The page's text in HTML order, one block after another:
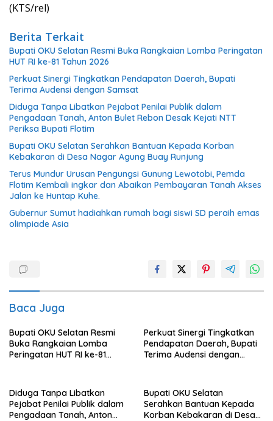
(KTS/rel)
Berita Terkait
Bupati OKU Selatan Resmi Buka Rangkaian Lomba Peringatan
HUT RI ke-81 Tahun 2026
Perkuat Sinergi Tingkatkan Pendapatan Daerah, Bupati
Terima Audensi dengan Samsat
Diduga Tanpa Libatkan Pejabat Penilai Publik dalam
Pengadaan Tanah, Anton Bulet Rebon Desak Kejati NTT
Periksa Bupati Flotim
Bupati OKU Selatan Serahkan Bantuan Kepada Korban
Kebakaran di Desa Nagar Agung Buay Runjung
Terus Mundur Urusan Pengungsi Gunung Lewotobi, Pemda
Flotim Kembali ingkar dan Abaikan Pembayaran Tanah Akses
Jalan ke Huntap Kuhe.
Gubernur Sumut hadiahkan rumah bagi siswi SD peraih emas
olimpiade Asia
Baca Juga
Bupati OKU Selatan Resmi
Buka Rangkaian Lomba
Peringatan HUT RI ke-81
Perkuat Sinergi Tingkatkan
Pendapatan Daerah, Bupati
Terima Audensi dengan
Diduga Tanpa Libatkan
Pejabat Penilai Publik dalam
Pengadaan Tanah, Anton
Bupati OKU Selatan
Serahkan Bantuan Kepada
Korban Kebakaran di Desa